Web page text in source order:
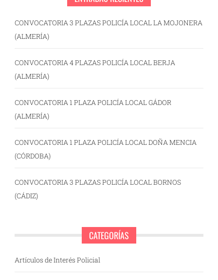
CONVOCATORIA 3 PLAZAS POLICÍA LOCAL LA MOJONERA
(ALMERÍA)
CONVOCATORIA 4 PLAZAS POLICÍA LOCAL BERJA
(ALMERÍA)
CONVOCATORIA 1 PLAZA POLICÍA LOCAL GÁDOR
(ALMERÍA)
CONVOCATORIA 1 PLAZA POLICÍA LOCAL DOÑA MENCIA
(CÓRDOBA)
CONVOCATORIA 3 PLAZAS POLICÍA LOCAL BORNOS
(CÁDIZ)
CATEGORÍAS
Artículos de Interés Policial